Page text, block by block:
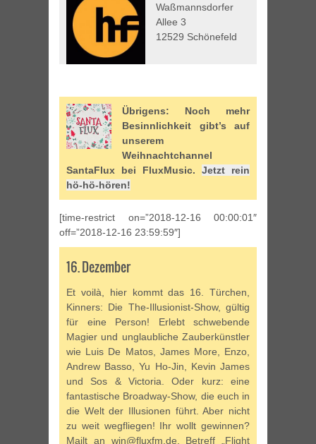
Waßmannsdorfer
Allee 3
12529 Schönefeld
Übrigens: Noch mehr
Besinnlichkeit gibt’s auf
unserem
Weihnachtchannel
SantaFlux bei FluxMusic. Jetzt rein
hö-hö-hören!
[time-restrict on=”2018-12-16 00:00:01″
off=”2018-12-16 23:59:59″]
16. Dezember
Et voilà, hier kommt das 16. Türchen,
Kinners: Die The-Illusionist-Show, gültig
für eine Person! Erlebt schwebende
Magier und unglaubliche Zauberkünstler
wie Luis De Matos, James More, Enzo,
Andrew Basso, Yu Ho-Jin, Kevin James
und Sos & Victoria. Oder kurz: eine
fantastische Broadway-Show, die euch in
die Welt der Illusionen führt. Aber nicht
zu weit wegfliegen! Ihr wollt gewinnen?
Mailt an win@fluxfm.de, Betreff „Flight